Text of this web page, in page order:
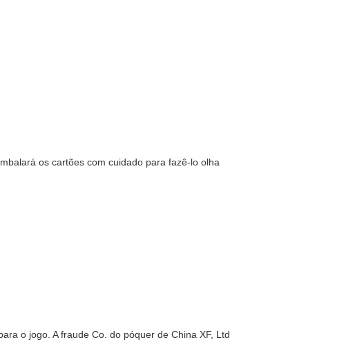
os cartões com cuidado para fazê-lo olha
o jogo. A fraude Co. do póquer de China XF, Ltd